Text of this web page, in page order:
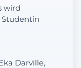
wird
Studentin
ein
Darville,